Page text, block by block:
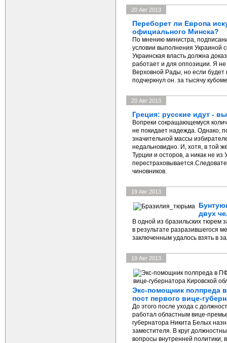
20 Авг 2013
Переборет ли Европа
официального Минска?
По мнению министра,
условии выполнения Украиной
Украинская власть должна
работает и для оппозиции. Я
Верховной Рады, но если будет
подчеркнул он. за тысячу
20 Авг 2013
Греция: русские идут -
Вопреки сокращающемуся
не покидает надежда. Однако,
значительной массы
недальновидно. И, хотя, в той
Турции и осторов, а никак не
чиновников.
19 Авг 2013
двух
В одной из бразильских тюрем
в результате разразившегося
заключенным удалось взять в
19 Авг 2013
Экс-помощник полпреда
пост первого вице-
До этого после ухода с
работал областным вице-
губернатора Никита Белых
заместителя. В круг
вопросы внутренней